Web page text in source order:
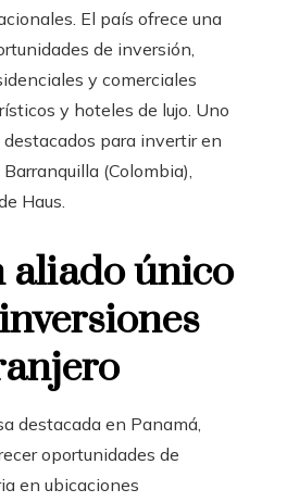
El país ofrece una
de inversión,
y comerciales
y hoteles de lujo. Uno
para invertir en
(Colombia),
Haus.
aliado único
destacada en Panamá,
oportunidades de
en ubicaciones